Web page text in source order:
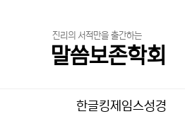
진리의 서적만을 출간하는
말씀보존학회
한글킹제임스성경